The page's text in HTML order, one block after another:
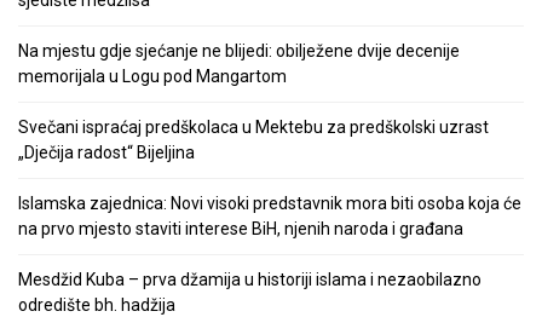
Na mjestu gdje sjećanje ne blijedi: obilježene dvije decenije
memorijala u Logu pod Mangartom
Svečani ispraćaj predškolaca u Mektebu za predškolski uzrast
„Dječija radost“ Bijeljina
Islamska zajednica: Novi visoki predstavnik mora biti osoba koja će
na prvo mjesto staviti interese BiH, njenih naroda i građana
Mesdžid Kuba – prva džamija u historiji islama i nezaobilazno
odredište bh. hadžija